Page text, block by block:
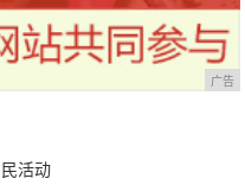
广告
活动